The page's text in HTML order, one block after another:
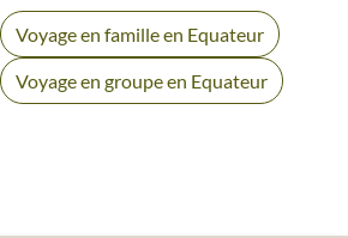
Voyage en famille en Equateur
Voyage en groupe en Equateur